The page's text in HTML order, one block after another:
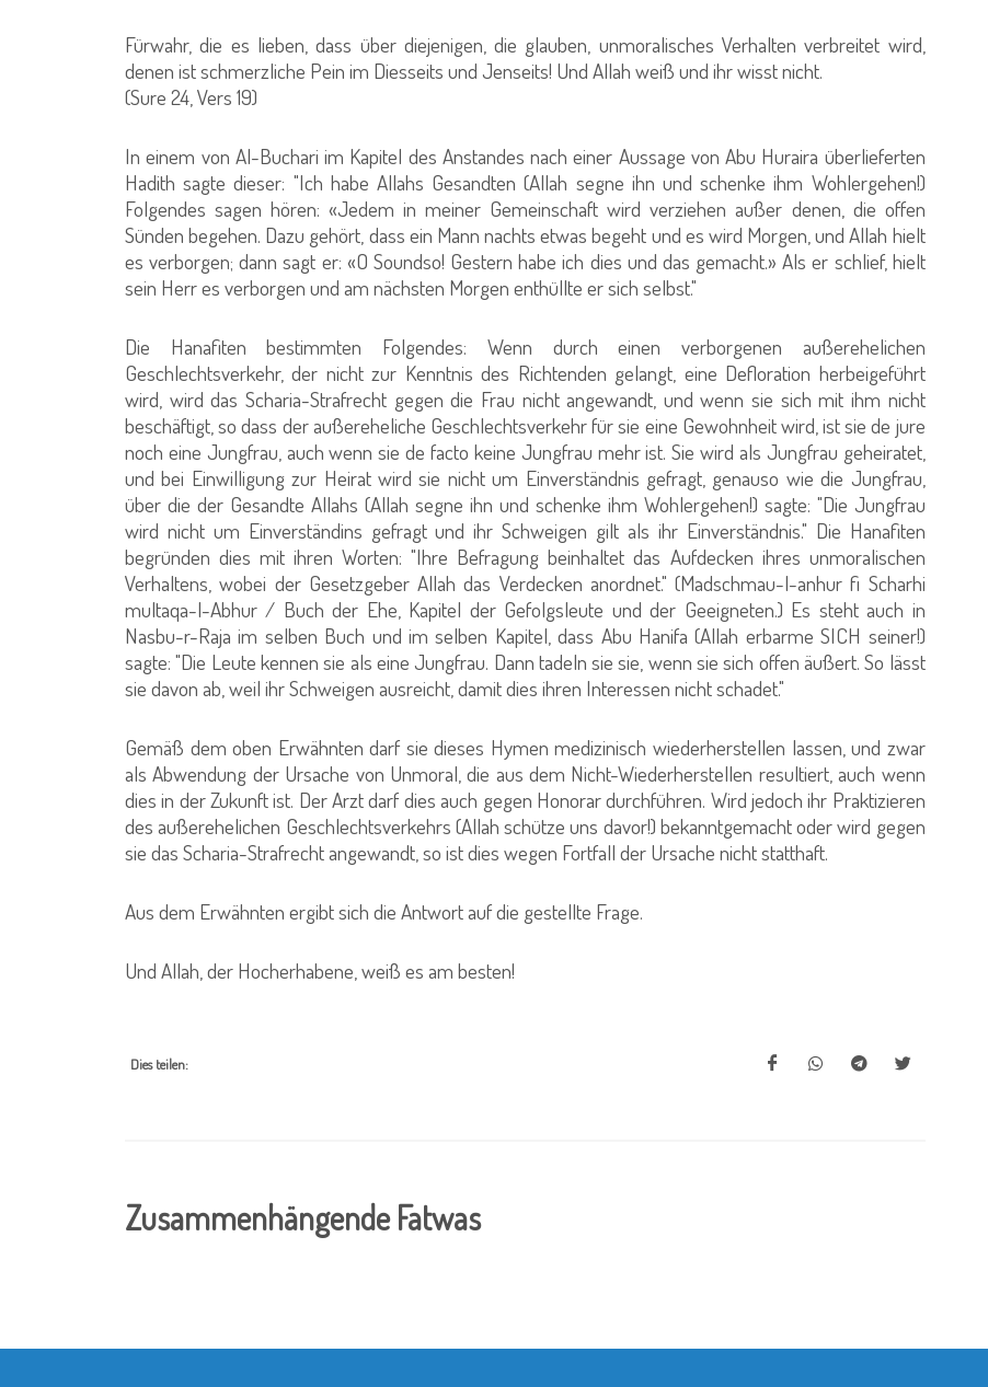
Fürwahr, die es lieben, dass über diejenigen, die glauben, unmoralisches Verhalten verbreitet wird,
denen ist schmerzliche Pein im Diesseits und Jenseits! Und Allah weiß und ihr wisst nicht.
(Sure 24, Vers 19)
In einem von Al-Buchari im Kapitel des Anstandes nach einer Aussage von Abu Huraira überlieferten
Hadith sagte dieser: "Ich habe Allahs Gesandten (Allah segne ihn und schenke ihm Wohlergehen!)
Folgendes sagen hören: «Jedem in meiner Gemeinschaft wird verziehen außer denen, die offen
Sünden begehen. Dazu gehört, dass ein Mann nachts etwas begeht und es wird Morgen, und Allah hielt
es verborgen; dann sagt er: «O Soundso! Gestern habe ich dies und das gemacht.» Als er schlief, hielt
sein Herr es verborgen und am nächsten Morgen enthüllte er sich selbst."
Die Hanafiten bestimmten Folgendes: Wenn durch einen verborgenen außerehelichen
Geschlechtsverkehr, der nicht zur Kenntnis des Richtenden gelangt, eine Defloration herbeigeführt
wird, wird das Scharia-Strafrecht gegen die Frau nicht angewandt, und wenn sie sich mit ihm nicht
beschäftigt, so dass der außereheliche Geschlechtsverkehr für sie eine Gewohnheit wird, ist sie de jure
noch eine Jungfrau, auch wenn sie de facto keine Jungfrau mehr ist. Sie wird als Jungfrau geheiratet,
und bei Einwilligung zur Heirat wird sie nicht um Einverständnis gefragt, genauso wie die Jungfrau,
über die der Gesandte Allahs (Allah segne ihn und schenke ihm Wohlergehen!) sagte: "Die Jungfrau
wird nicht um Einverständins gefragt und ihr Schweigen gilt als ihr Einverständnis." Die Hanafiten
begründen dies mit ihren Worten: "Ihre Befragung beinhaltet das Aufdecken ihres unmoralischen
Verhaltens, wobei der Gesetzgeber Allah das Verdecken anordnet." (Madschmau-l-anhur fi Scharhi
multaqa-l-Abhur / Buch der Ehe, Kapitel der Gefolgsleute und der Geeigneten.) Es steht auch in
Nasbu-r-Raja im selben Buch und im selben Kapitel, dass Abu Hanifa (Allah erbarme SICH seiner!)
sagte: "Die Leute kennen sie als eine Jungfrau. Dann tadeln sie sie, wenn sie sich offen äußert. So lässt
sie davon ab, weil ihr Schweigen ausreicht, damit dies ihren Interessen nicht schadet."
Gemäß dem oben Erwähnten darf sie dieses Hymen medizinisch wiederherstellen lassen, und zwar
als Abwendung der Ursache von Unmoral, die aus dem Nicht-Wiederherstellen resultiert, auch wenn
dies in der Zukunft ist. Der Arzt darf dies auch gegen Honorar durchführen. Wird jedoch ihr Praktizieren
des außerehelichen Geschlechtsverkehrs (Allah schütze uns davor!) bekanntgemacht oder wird gegen
sie das Scharia-Strafrecht angewandt, so ist dies wegen Fortfall der Ursache nicht statthaft.
Aus dem Erwähnten ergibt sich die Antwort auf die gestellte Frage.
Und Allah, der Hocherhabene, weiß es am besten!
Dies teilen:
Zusammenhängende Fatwas